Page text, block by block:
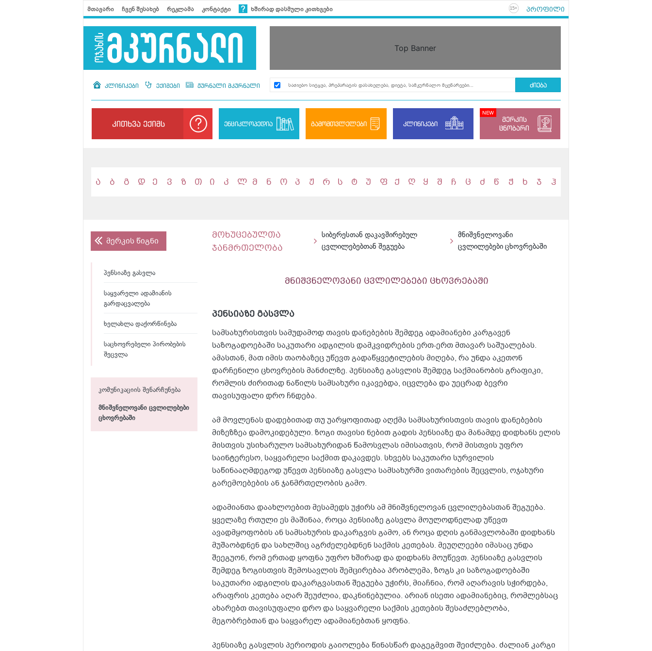
მთავარი ჩვენ შესახებ რეკლამა კონტაქტი ხშირად დასმული კითხვები 15+ პროფილი
Top Banner
კლინიკები ექიმები ჟურნალი მკურნალი
კითხვა ექიმს ენციკლოპედია გამომთვლელები კლინიკები
მერკის
ცნობარი
ა ბ გ დ ე ვ ზ თ ი კ ლ მ ნ ო პ ჟ რ ს ტ უ ფ ქ ღ ყ შ ჩ ც ძ წ ჭ ხ ჯ ჰ
მერკის წიგნი
პენსიაზე გასვლა
საყვარელი ადამიანის
გარდაცვალება
ხელახლა დაქორწინება
საცხოვრებელი პირობების
შეცვლა
კომუნიკაციის შენარჩუნება
მნიშვნელოვანი ცვლილებები
ცხოვრებაში
მოხუცებულთა
ჯანმრთელობა
სიბერესთან დაკავშირებულ
ცვლილებებთან შეგუება
მნიშვნელოვანი
ცვლილებები ცხოვრებაში
მნიშვნელოვანი ცვლილებები ცხოვრებაში
პენსიაზე გასვლა
სამსახურისთვის სამუდამოდ თავის დანებების შემდეგ ადამიანები კარგავენ
საზოგადოებაში საკუთარი ადგილის დამკვიდრების ერთ-ერთ მთავარ საშუალებას.
ამასთან, მათ იმის თაობაზეც უწევთ გადაწყვეტილების მიღება, რა უნდა აკეთონ
დარჩენილი ცხოვრების მანძილზე. პენსიაზე გასვლის შემდეგ საქმიანობის გრაფიკი,
რომლის ძირითად ნაწილს სამსახური იკავებდა, იცვლება და უეცრად ბევრი
თავისუფალი დრო ჩნდება.
ამ მოვლენას დადებითად თუ უარყოფითად აღქმა სამსახურისთვის თავის დანებების
მიზეზზეა დამოკიდებული. ზოგი თავისი ნებით გადის პენსიაზე და მანამდე დიდხანს ელის
მისთვის უსიხარულო სამსახურიდან წამოსვლას იმისათვის, რომ მისთვის უფრო
საინტერესო, საყვარელი საქმით დაკავდეს. სხვებს საკუთარი სურვილის
საწინააღმდეგოდ უწევთ პენსიაზე გასვლა სამსახურში ვითარების შეცვლის, ოჯახური
გარემოებების ან ჯანმრთელობის გამო.
ადამიანთა დაახლოებით მესამედს უჭირს ამ მნიშვნელოვან ცვლილებასთან შეგუება.
ყველაზე რთული ეს მაშინაა, როცა პენსიაზე გასვლა მოულოდნელად უწევთ
ავადმყოფობის ან სამსახურის დაკარგვის გამო, ან როცა დღის განმავლობაში დიდხანს
მუშაობდნენ და სახლშიც აგრძელებდნენ საქმის კეთებას. მეუღლეები იმასაც უნდა
შეეგუონ, რომ ერთად ყოფნა უფრო ხშირად და დიდხანს მოუწევთ. პენსიაზე გასვლის
შემდეგ ზოგისთვის შემოსავლის შემცირებაა პრობლემა, ზოგს კი საზოგადოებაში
საკუთარი ადგილის დაკარგვასთან შეგუება უჭირს, მიაჩნია, რომ აღარავის სჭირდება,
არაფრის კეთება აღარ შეუძლია, დაკნინებულია. არიან ისეთი ადამიანებიც, რომლებსაც
ახარებთ თავისუფალი დრო და საყვარელი საქმის კეთების შესაძლებლობა,
მეგობრებთან და საყვარელ ადამიანებთან ყოფნა.
პენსიაზე გასვლის პერიოდის გაიოლება წინასწარ დაგეგმვით შეიძლება. ძალიან კარგი